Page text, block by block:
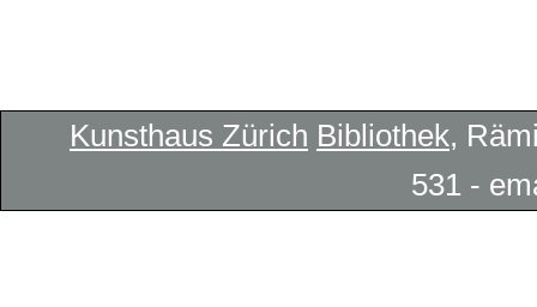
Kunsthaus Zürich Bibliothek,
531 -